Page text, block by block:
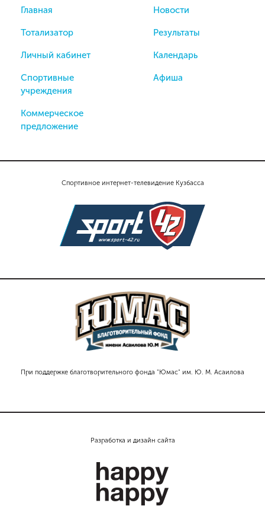
Спортивное интернет-телевидение Кузбасса
При поддержке благотворительного фонда "Юмас" им. Ю. М. Асаилова
Главная
Тотализатор
Личный кабинет
Спортивные
учреждения
Коммерческое
предложение
Новости
Результаты
Календарь
Афиша
Разработка и дизайн сайта